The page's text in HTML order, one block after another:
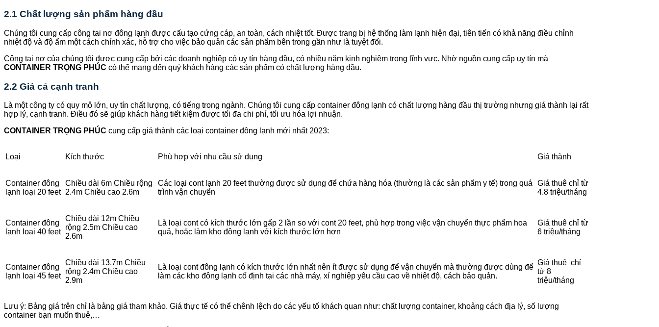
2.1 Chất lượng sản phẩm hàng đầu
Chúng tôi cung cấp công tai nơ đông lạnh được cấu tạo cứng cáp, an toàn, cách nhiệt tốt. Được trang bị hệ thống làm lạnh hiện đại, tiên tiến có khả năng điều chỉnh
nhiệt độ và độ ẩm một cách chính xác, hỗ trợ cho việc bảo quản các sản phẩm bên trong gần như là tuyệt đối.
Công tai nơ của chúng tôi được cung cấp bởi các doanh nghiệp có uy tín hàng đầu, có nhiều năm kinh nghiệm trong lĩnh vực. Nhờ nguồn cung cấp uy tín mà
CONTAINER TRỌNG PHÚC có thể mang đến quý khách hàng các sản phẩm có chất lượng hàng đầu.
2.2 Giá cả cạnh tranh
Là một công ty có quy mô lớn, uy tín chất lượng, có tiếng trong ngành. Chúng tôi cung cấp container đông lạnh có chất lượng hàng đầu thị trường nhưng giá thành lại rất
hợp lý, cạnh tranh. Điều đó sẽ giúp khách hàng tiết kiệm được tối đa chi phí, tối ưu hóa lợi nhuận.
CONTAINER TRỌNG PHÚC cung cấp giá thành các loại container đông lạnh mới nhất 2023:
Loại Kích thước Phù hợp với nhu cầu sử dụng Giá thành
Container đông
lạnh loại 20 feet
Chiều dài 6m Chiều rộng
2.4m Chiều cao 2.6m
Các loại cont lạnh 20 feet thường được sử dụng để chứa hàng hóa (thường là các sản phẩm y tế) trong quá
trình vận chuyển
Giá thuê chỉ từ
4.8 triệu/tháng
Container đông
lạnh loại 40 feet
Chiều dài 12m Chiều
rộng 2.5m Chiều cao
2.6m
Là loại cont có kích thước lớn gấp 2 lần so với cont 20 feet, phù hợp trong việc vận chuyển thực phẩm hoa
quả, hoặc làm kho đông lạnh với kích thước lớn hơn
Giá thuê chỉ từ
6 triệu/tháng
Container đông
lạnh loại 45 feet
Chiều dài 13.7m Chiều
rộng 2.4m Chiều cao
2.9m
Là loại cont đông lạnh có kích thước lớn nhất nên ít được sử dụng để vận chuyển mà thường được dùng để
làm các kho đông lạnh cố định tại các nhà máy, xí nghiệp yêu cầu cao về nhiệt độ, cách bảo quản.
Giá thuê chỉ
từ 8
triệu/tháng
Lưu ý: Bảng giá trên chỉ là bảng giá tham khảo. Giá thực tế có thể chênh lệch do các yếu tố khách quan như: chất lượng container, khoảng cách địa lý, số lượng
container bạn muốn thuê,…